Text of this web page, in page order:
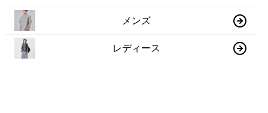
メンズ
レディース